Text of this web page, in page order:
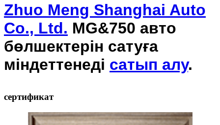
Zhuo Meng Shanghai Auto
Co., Ltd. MG&750 авто
бөлшектерін сатуға
міндеттенеді сатып алу.
сертификат